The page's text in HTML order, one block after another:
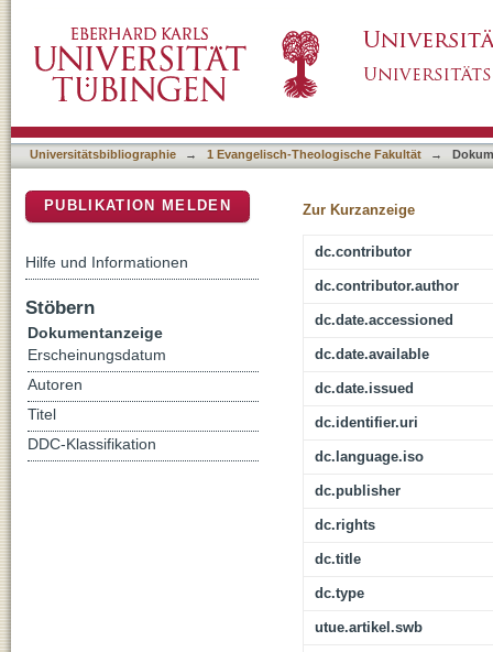
Universitätsbibliographie → 1 Evangelisch-Theologische Fakultät →
Zur Kurzanzeige
dc.contributor
dc.contributor.author
dc.date.accessioned
dc.date.available
dc.date.issued
dc.identifier.uri
dc.language.iso
dc.publisher
dc.rights
dc.title
dc.type
utue.artikel.swb
PUBLIKATION MELDEN
Hilfe und Informationen
Stöbern
Dokumentanzeige
Erscheinungsdatum
Autoren
Titel
DDC-Klassifikation